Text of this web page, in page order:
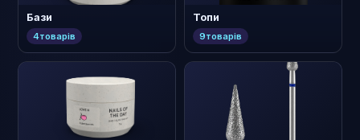
Бази
4товарів
Топи
9товарів